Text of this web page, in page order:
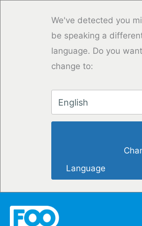
We've detected you
be speaking a
language. Do you
change to:
English